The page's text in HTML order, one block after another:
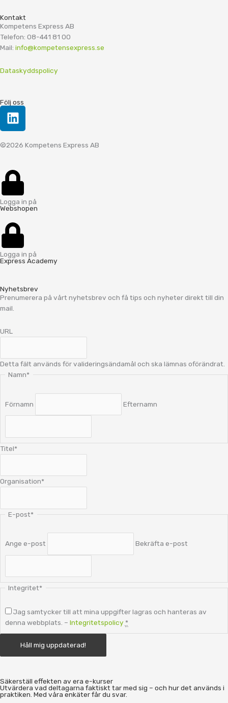
Kontakt
Kompetens Express AB
Telefon: 08-441 81 00
Mail: info@kompetensexpress.se
Dataskyddspolicy
Följ oss
L
i
k
d
n
©2026 Kompetens Express AB
Logga in på
Webshopen
Logga in på
Express Academy
Nyhetsbrev
Prenumerera på vårt nyhetsbrev och få tips och nyheter direkt till din
mail.
URL
Detta fält används för valideringsändamål och ska lämnas oförändrat.
Namn*
Förnamn Efternamn
Titel*
Organisation*
E-post*
Ange e-post Bekräfta e-post
Integritet*
Jag samtycker till att mina uppgifter lagras och hanteras av
denna webbplats. – Integritetspolicy *
Säkerställ effekten av era e-kurser
Utvärdera vad deltagarna faktiskt tar med sig – och hur det används i
praktiken. Med våra enkäter får du svar.